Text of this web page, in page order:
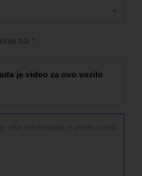
sa *.
je video za ovo vozilo